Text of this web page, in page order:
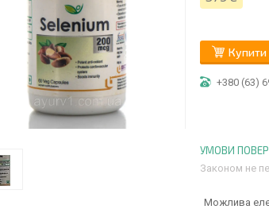
Купити
+380 (63)
Законом не